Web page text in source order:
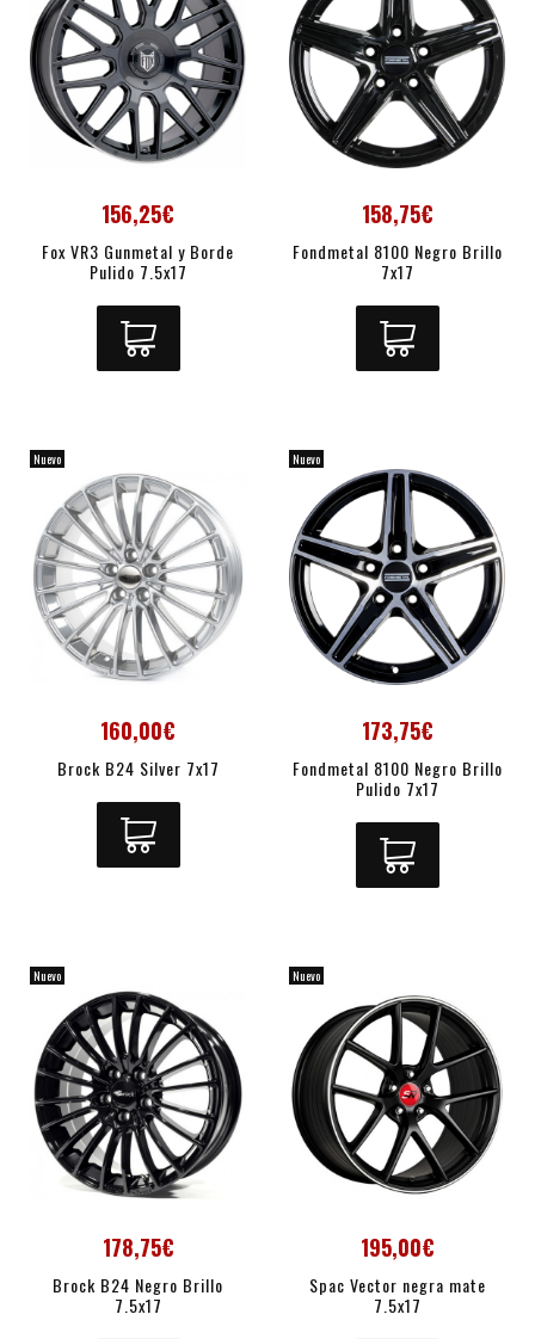
156,25€
Fox VR3 Gunmetal y Borde
Pulido 7.5x17
158,75€
Fondmetal 8100 Negro Brillo
7x17
Nuevo
160,00€
Brock B24 Silver 7x17
Nuevo
173,75€
Fondmetal 8100 Negro Brillo
Pulido 7x17
Nuevo
178,75€
Brock B24 Negro Brillo
7.5x17
Nuevo
195,00€
Spac Vector negra mate
7.5x17